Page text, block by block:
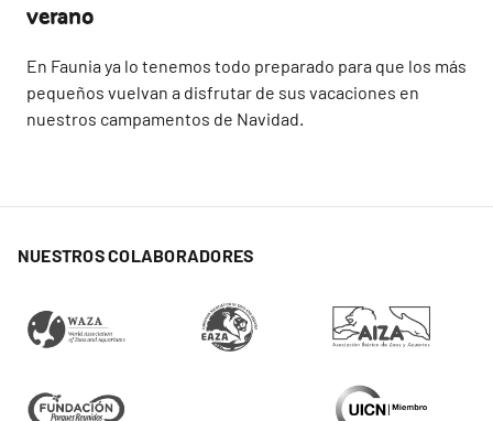
verano
En Faunia ya lo tenemos todo preparado para que los más
pequeños vuelvan a disfrutar de sus vacaciones en
nuestros campamentos de Navidad.
NUESTROS COLABORADORES